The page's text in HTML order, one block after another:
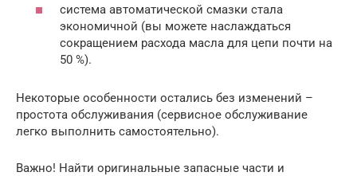
система автоматической смазки стала
экономичной (вы можете наслаждаться
сокращением расхода масла для цепи почти на
50 %).
Некоторые особенности остались без изменений –
простота обслуживания (сервисное обслуживание
легко выполнить самостоятельно).
Важно! Найти оригинальные запасные части и